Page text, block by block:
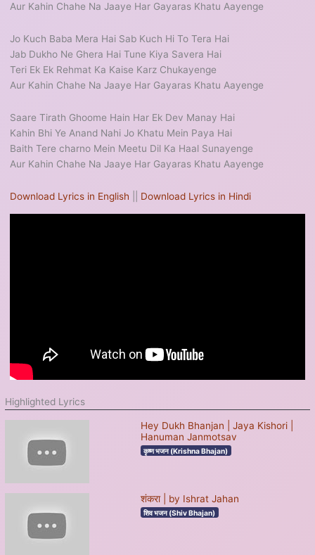
Aur Kahin Chahe Na Jaaye Har Gayaras Khatu Aayenge
Jo Kuch Baba Mera Hai Sab Kuch Hi To Tera Hai
Jab Dukho Ne Ghera Hai Tune Kiya Savera Hai
Teri Ek Ek Rehmat Ka Kaise Karz Chukayenge
Aur Kahin Chahe Na Jaaye Har Gayaras Khatu Aayenge
Saare Tirath Ghoome Hain Har Ek Dev Manay Hai
Kahin Bhi Ye Anand Nahi Jo Khatu Mein Paya Hai
Baith Tere charno Mein Meetu Dil Ka Haal Sunayenge
Aur Kahin Chahe Na Jaaye Har Gayaras Khatu Aayenge
Download Lyrics in English Download Lyrics in Hindi
Highlighted Lyrics
Hey Dukh Bhanjan | Jaya Kishori |
Hanuman Janmotsav
कृष्ण भजन (Krishna Bhajan)
शंकरा | by Ishrat Jahan
शिव भजन (Shiv Bhajan)